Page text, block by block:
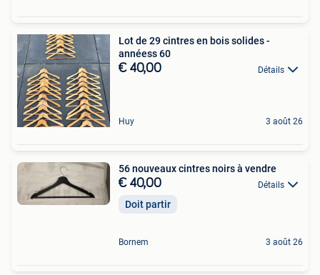
Lot de 29 cintres en bois solides -
annéess 60
€ 40,00 Détails
Huy 3 août 26
56 nouveaux cintres noirs à vendre
€ 40,00 Détails
Doit partir
Bornem 3 août 26